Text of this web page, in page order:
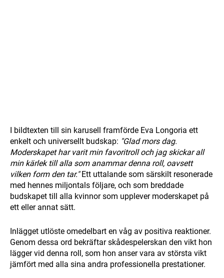
I bildtexten till sin karusell framförde Eva Longoria ett
enkelt och universellt budskap: "Glad mors dag.
Moderskapet har varit min favoritroll och jag skickar all
min kärlek till alla som anammar denna roll, oavsett
vilken form den tar."Ett uttalande som särskilt resonerade
med hennes miljontals följare, och som breddade
budskapet till alla kvinnor som upplever moderskapet på
ett eller annat sätt.
Inlägget utlöste omedelbart en våg av positiva reaktioner.
Genom dessa ord bekräftar skådespelerskan den vikt hon
lägger vid denna roll, som hon anser vara av största vikt
jämfört med alla sina andra professionella prestationer.